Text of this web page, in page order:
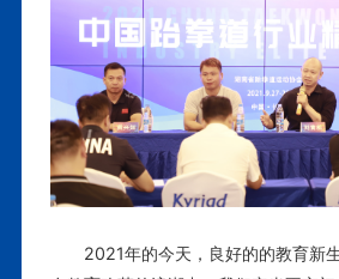
2021年的今天，良好的的教育新生